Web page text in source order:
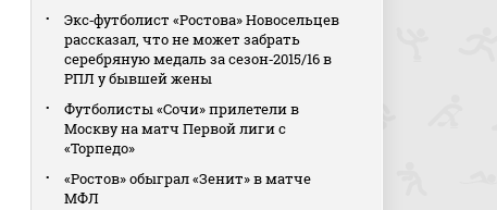
Экс‑футболист «Ростова» Новосельцев
рассказал, что не может забрать
серебряную медаль за сезон‑2015/16 в
РПЛ у бывшей жены
Футболисты «Сочи» прилетели в
Москву на матч Первой лиги с
«Торпедо»
«Ростов» обыграл «Зенит» в матче
МФЛ